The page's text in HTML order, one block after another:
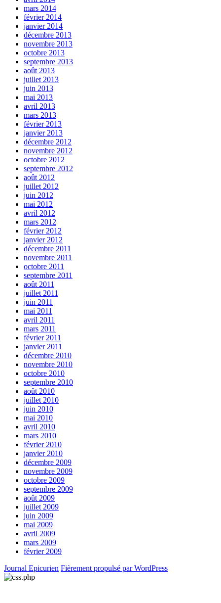
mars 2014
février 2014
janvier 2014
décembre 2013
novembre 2013
octobre 2013
septembre 2013
août 2013
juillet 2013
juin 2013
mai 2013
avril 2013
mars 2013
février 2013
janvier 2013
décembre 2012
novembre 2012
octobre 2012
septembre 2012
août 2012
juillet 2012
juin 2012
mai 2012
avril 2012
mars 2012
février 2012
janvier 2012
décembre 2011
novembre 2011
octobre 2011
septembre 2011
août 2011
juillet 2011
juin 2011
mai 2011
avril 2011
mars 2011
février 2011
janvier 2011
décembre 2010
novembre 2010
octobre 2010
septembre 2010
août 2010
juillet 2010
juin 2010
mai 2010
avril 2010
mars 2010
février 2010
janvier 2010
décembre 2009
novembre 2009
octobre 2009
septembre 2009
août 2009
juillet 2009
juin 2009
mai 2009
avril 2009
mars 2009
février 2009
Journal Epicurien Fièrement propulsé par WordPress